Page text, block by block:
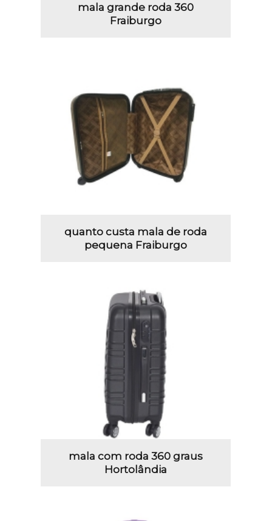
mala grande roda 360
Fraiburgo
quanto custa mala de roda
pequena Fraiburgo
mala com roda 360 graus
Hortolândia